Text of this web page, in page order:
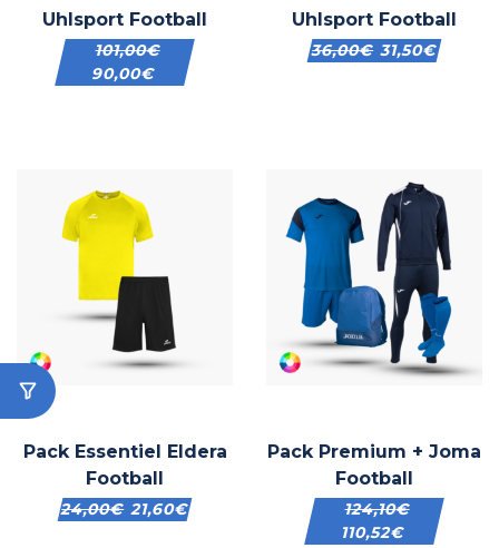
Uhlsport Football
101,00€
90,00€
Uhlsport Football
36,00€ 31,50€
Pack Essentiel Eldera
Football
24,00€ 21,60€
Pack Premium + Joma
Football
124,10€
110,52€